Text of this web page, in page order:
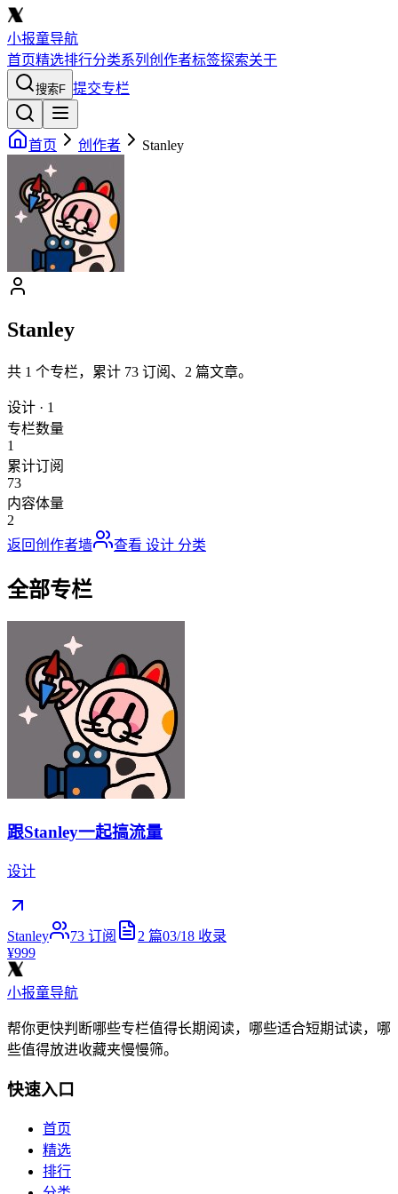
小报童导航
首页精选排行分类系列 创作者标签探索关于
搜索F 提交专栏
首页 创作者 Stanley
Stanley
共 1 个专栏，累计 73 订阅、 2 篇文章。
设计 · 1
专栏数量
1
累计订阅
73
内容体量
2
返回创作者墙
查看 设计 分类
全部专栏
跟Stanley一起搞流量
设计
Stanley 73 订阅 2 篇03/18 收录
¥999
小报童导航
帮你更快判断哪些专栏值得长期阅读，哪些适合短期试读，哪
些值得放进收藏夹慢慢筛。
快速入口
首页
精选
排行